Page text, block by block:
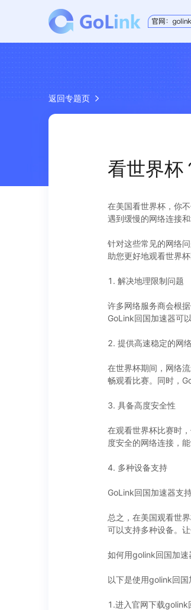
返回专题页
看世界杯
在美国看世界杯，你
遇到缓慢的网络连接
针对这些常见的网络
助您更好地观看世界
1. 解决地理限制问题
许多网络服务商会根
GoLink回国加速器可
2. 提供高速稳定的网
在世界杯期间，网络
畅观看比赛。同时，
3. 具备高度安全性
在观看世界杯比赛时
度安全的网络连接，
4. 多种设备支持
GoLink回国加速器支
总之，在美国观看世
可以支持多种设备。
如何用golink回国加速
以下是使用golink回国
1.进入官网下载golink